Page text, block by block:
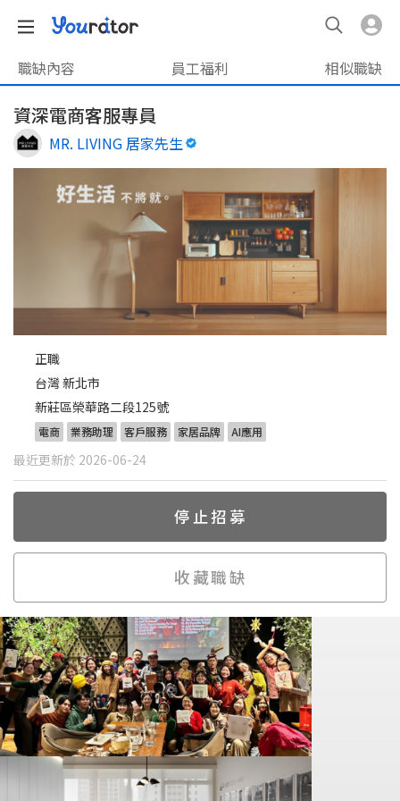
職缺內容 員工福利 相似職缺
資深電商客服專員
MR. LIVING 居家先生
正職
台灣 新北市
新莊區榮華路二段125號
電商 業務助理 客戶服務 家居品牌 AI應用
最近更新於 2026-06-24
停止招募
收藏職缺